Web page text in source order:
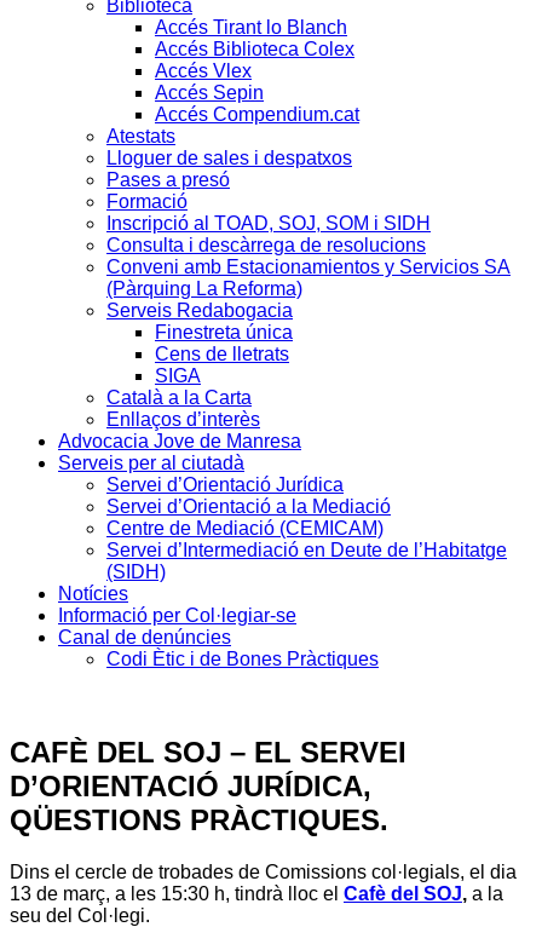
Biblioteca
Accés Tirant lo Blanch
Accés Biblioteca Colex
Accés Vlex
Accés Sepin
Accés Compendium.cat
Atestats
Lloguer de sales i despatxos
Pases a presó
Formació
Inscripció al TOAD, SOJ, SOM i SIDH
Consulta i descàrrega de resolucions
Conveni amb Estacionamientos y Servicios SA
(Pàrquing La Reforma)
Serveis Redabogacia
Finestreta única
Cens de lletrats
SIGA
Català a la Carta
Enllaços d’interès
Advocacia Jove de Manresa
Serveis per al ciutadà
Servei d’Orientació Jurídica
Servei d’Orientació a la Mediació
Centre de Mediació (CEMICAM)
Servei d’Intermediació en Deute de l’Habitatge
(SIDH)
Notícies
Informació per Col·legiar-se
Canal de denúncies
Codi Ètic i de Bones Pràctiques
CAFÈ DEL SOJ – EL SERVEI
D’ORIENTACIÓ JURÍDICA,
QÜESTIONS PRÀCTIQUES.
Dins el cercle de trobades de Comissions col·legials, el dia
13 de març, a les 15:30 h, tindrà lloc el Cafè del SOJ, a la
seu del Col·legi.